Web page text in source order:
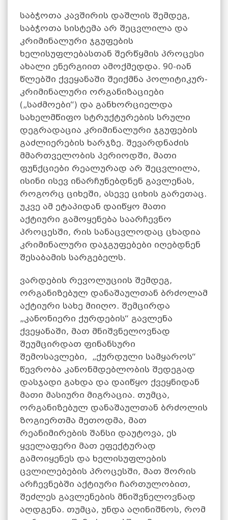
საბჭოთა კავშირის დაშლის შემდეგ,
საბჭოთა სისტემა არ შეცვლილა და
კრიმინალური ჯგუფების
ხელისუფლებასთან შერწყმის პროცესი
ახალი ენერგიით ამოქმედდა. 90-იან
წლებში ქვეყანაში შეიქმნა პოლიტიკურ-
კრიმინალური ორგანიზაციები
(„საძმოები“) და განხორციელდა
სახელმწიფო სტრუქტურების სრული
დეგრადაცია კრიმინალური ჯგუფების
გაძლიერების ხარჯზე. შევარდნაძის
მმართველობის პერიოდში, მათი
ფუნქციები რეალურად არ შეცვლილა,
ისინი ისევ ინარჩუნებდნენ გავლენას,
როგორც ციხეში, ასევე ციხის გარეთაც.
უკვე ამ ეტაპიდან დაიწყო მათი
აქტიური გამოყენება საარჩევნო
პროცესში, რის სანაცვლოდაც ცხადია
კრიმინალური დაჯგუფებები იღებდნენ
შესაბამის სარგებელს.
ვარდების რევოლუციის შემდეგ,
ორგანიზებულ დანაშაულთან ბრძოლამ
აქტიური სახე მიიღო. შემცირდა
„კანონიერი ქურდების“ გავლენა
ქვეყანაში, მათ მნიშვნელოვნად
შეუმცირდათ ფინანსური
შემოსავლები, „ქურდული სამყაროს“
წევრობა კანონმდებლობის შედეგად
დასჯადი გახდა და დაიწყო ქვეყნიდან
მათი მასიური მიგრაცია. თუმცა,
ორგანიზებულ დანაშაულთან ბრძოლის
ზოგიერთმა მეთოდმა, მათ
რეანიმირების შანსი დაუტოვა, ეს
ყველაფერი მათ ეფექტურად
გამოიყენეს და ხელისუფლების
ცვლილებების პროცესში, მათ შორის
არჩევნებში აქტიური ჩართულობით,
შეძლეს გავლენების მნიშვნელოვნად
აღდგენა. თუმცა, უნდა აღინიშნოს, რომ